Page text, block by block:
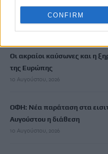
CONFIRM
ΡΟΗ ΕΙΔΗΣΕΩΝ
Οι ακραίοι καύσωνες και η
της Ευρώπης
10 Αυγούστου, 2026
ΟΦΗ: Νέα παράταση στα
Αυγούστου η διάθεση
10 Αυγούστου, 2026